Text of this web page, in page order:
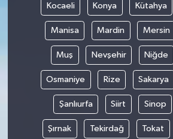
Kocaeli Konya Kütahya
Manisa Mardin Mersin
Muş Nevşehir Niğde
Osmaniye Rize Sakarya
Şanlıurfa Siirt Sinop
Şırnak Tekirdağ Tokat